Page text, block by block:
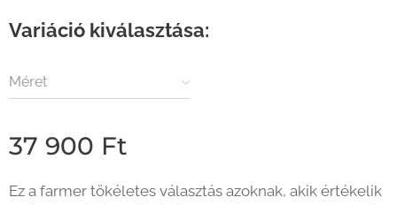
Variáció kiválasztása:
Méret
37 900 Ft
Ez a farmer tökéletes választás azoknak, akik értékelik